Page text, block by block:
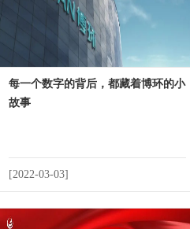
每一个数字的背后，都藏着博环的小
故事
[2022-03-03]